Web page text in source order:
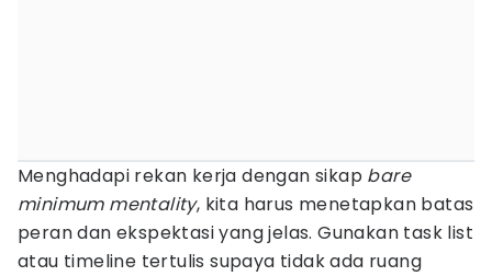
Menghadapi rekan kerja dengan sikap bare
minimum mentality, kita harus menetapkan batas
peran dan ekspektasi yang jelas. Gunakan task list
atau timeline tertulis supaya tidak ada ruang